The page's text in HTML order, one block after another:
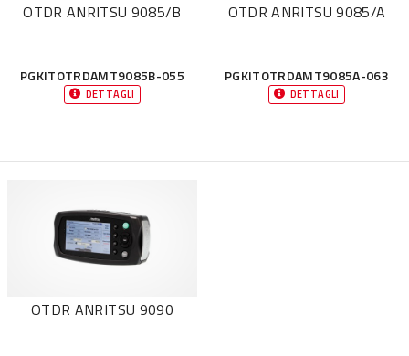
OTDR ANRITSU 9085/B
PGKITOTRDAMT9085B-055
DETTAGLI
OTDR ANRITSU 9085/A
PGKITOTRDAMT9085A-063
DETTAGLI
OTDR ANRITSU 9090